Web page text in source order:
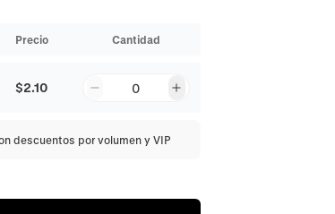
Precio Cantidad
$2.10 0
descuentos por volumen y VIP